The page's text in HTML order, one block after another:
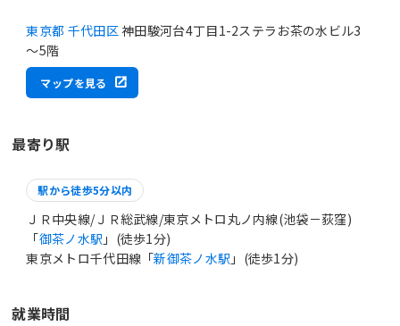
東京都 千代田区神田駿河台4丁目1-2ステラお茶の水ビル3
～5階
マップを見る
最寄り駅
駅から徒歩5分以内
ＪＲ中央線/ＪＲ総武線/東京メトロ丸ノ内線(池袋－荻窪)
「御茶ノ水駅 」(徒歩1分)
東京メトロ千代田線「新御茶ノ水駅 」(徒歩1分)
就業時間